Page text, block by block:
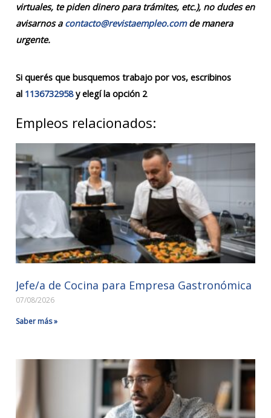
virtuales, te piden dinero para trámites, etc.), no dudes en
avisarnos a contacto@revistaempleo.comde manera
urgente.
Si querés que busquemos trabajo por vos, escribinos
al 1136732958y elegí la opción 2
Empleos relacionados:
Jefe/a de Cocina para Empresa Gastronómica
07/08/2026
Saber más »